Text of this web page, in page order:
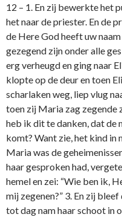
12 – 1. En zij bewerkte het
het naar de priester. En de
de Here God heeft uw
gezegend zijn o­nder alle
erg verheugd en ging naar
klopte op de deur en toen
scharlaken weg, liep vlug
toen zij Maria zag zegende
heb ik dit te danken, dat de
komt? Want zie, het kind in
Maria was de
haar gesproken had,
hemel en zei: “Wie ben ik,
mij zegenen?” 3. En zij
tot dag nam haar schoot in